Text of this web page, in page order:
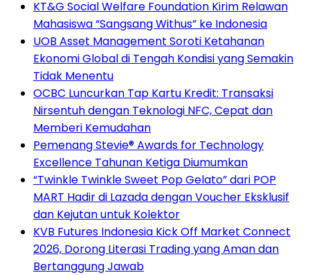
KT&G Social Welfare Foundation Kirim Relawan
Mahasiswa “Sangsang Withus” ke Indonesia
UOB Asset Management Soroti Ketahanan
Ekonomi Global di Tengah Kondisi yang Semakin
Tidak Menentu
OCBC Luncurkan Tap Kartu Kredit: Transaksi
Nirsentuh dengan Teknologi NFC, Cepat dan
Memberi Kemudahan
Pemenang Stevie® Awards for Technology
Excellence Tahunan Ketiga Diumumkan
“Twinkle Twinkle Sweet Pop Gelato” dari POP
MART Hadir di Lazada dengan Voucher Eksklusif
dan Kejutan untuk Kolektor
KVB Futures Indonesia Kick Off Market Connect
2026, Dorong Literasi Trading yang Aman dan
Bertanggung Jawab